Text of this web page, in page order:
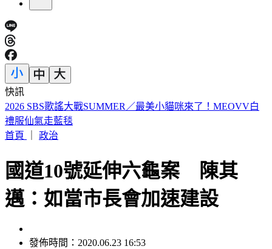
快訊
山本由伸5.2局零失分！大谷翔平10局超前安 道奇成功終止7
連敗
首頁
政治
國道10號延伸六龜案 陳其
邁：如當市長會加速建設
發佈時間：2020.06.23 16:53